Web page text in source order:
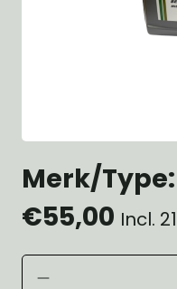
Merk/
€55,00 Incl.